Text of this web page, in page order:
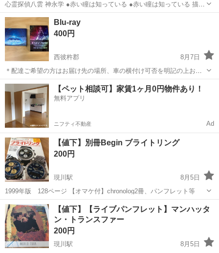
心霊探偵八雲 神永学 ●赤い瞳は知っている ●赤い瞳は知っている 描き
下ろしイラストニューカバーバージョン ●3 闇の先にある光 3冊纏めて
引き取り 中古本 現物確認後ノークレームノーリターンでお願い致しま
す 現金のみ
長崎 平戸市
Blu-ray
400円
西彼杵郡
8月7日
＊配達ご希望の方はお届け先の場所、車の横付け可否を明記の上お問
い合わせ下さい。 ＊引取りの際は必ず積載可能なお車でお越し下さ
い。 EXILE TRIBE J Soul Brothers どちらもブルーレイです。 ディス
ク...
長崎 西彼杵郡 DVD/ブルーレイ
【ペット相談可】家賃1ヶ月0円物件あり！
無料アプリ
ニフティ不動産 Ad
【値下】別冊Begin ブライトリング
200円
現川駅
8月5日
1999年版 128ページ 【オマケ付】chronolog2冊、パンフレット等
長崎 長崎市 現川駅 雑誌
【値下】【ライブパンフレット】マンハッタ
ン・トランスファー
200円
現川駅
8月5日